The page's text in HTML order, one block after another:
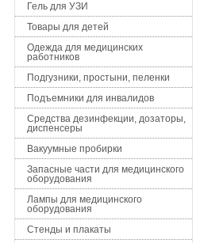
Гель для УЗИ
Товары для детей
Одежда для медицинских
работников
Подгузники, простыни, пеленки
Подъемники для инвалидов
Средства дезинфекции, дозаторы,
диспенсеры
Вакуумные пробирки
Запасные части для медицинского
оборудования
Лампы для медицинского
оборудования
Стенды и плакаты